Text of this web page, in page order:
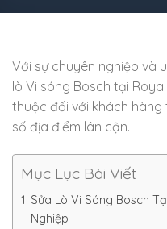
Với sự chuyên nghiệp và
lò Vi sóng Bosch tại
thuộc đối với khách
số địa điểm lân cận.
Mục Lục Bài Viết
Sửa Lò Vi Sóng Bosch
Nghiệp